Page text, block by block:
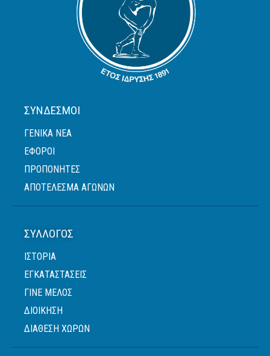
ΣΎΝΔΕΣΜΟΙ
ΓΕΝΙΚΆ ΝΈΑ
ΈΦΟΡΟΙ
ΠΡΟΠΟΝΗΤΈΣ
ΑΠΟΤΕΛΕΣΜΑ ΑΓΩΝΩΝ
ΣΎΛΛΟΓΟΣ
ΙΣΤΟΡΙΑ
ΕΓΚΑΤΑΣΤΑΣΕΙΣ
ΓΙΝΕ ΜΕΛΟΣ
ΔΙΟΙΚΗΣΗ
ΔΙΑΘΕΣΗ ΧΩΡΩΝ